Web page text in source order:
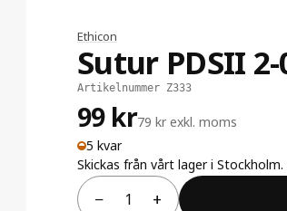
Ethicon
Sutur PDSII 2-
Artikelnummer Z333
99 kr79 kr exkl. moms
5 kvar
Skickas från vårt lager i
− +